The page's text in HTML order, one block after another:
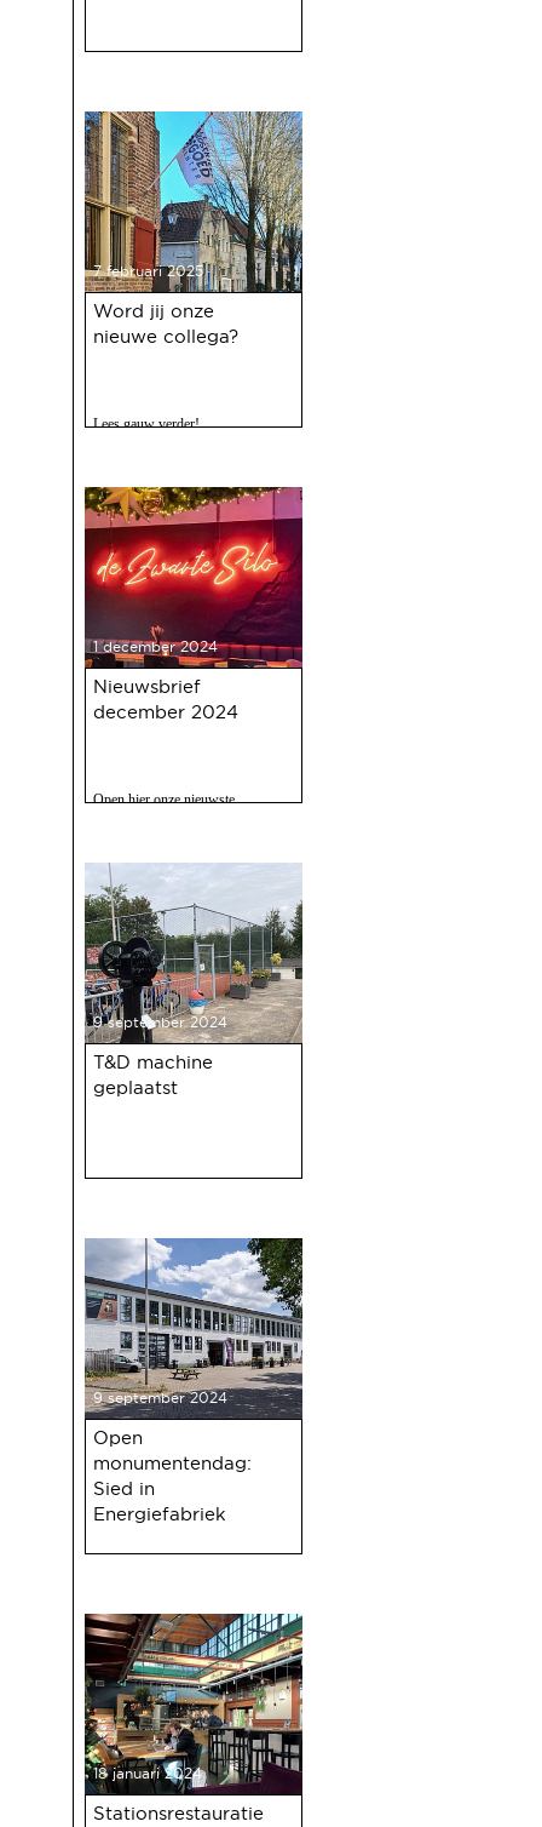
7 februari 2025
Word jij onze
nieuwe collega?
Lees gauw verder!
1 december 2024
Nieuwsbrief
december 2024
Open hier onze nieuwste
12 december a.s.
9 september 2024
T&D machine
geplaatst
9 september 2024
Open
monumentendag:
Sied in
Energiefabriek
18 januari 2024
Stationsrestauratie